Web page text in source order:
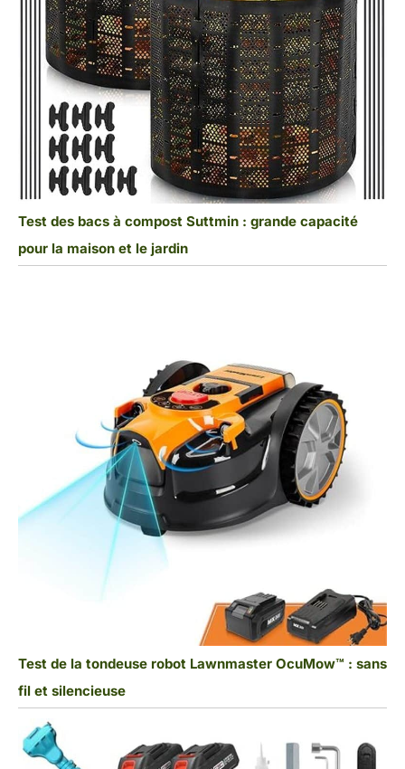
Test des bacs à compost Suttmin : grande capacité
pour la maison et le jardin
Test de la tondeuse robot Lawnmaster OcuMow™ : sans
fil et silencieuse